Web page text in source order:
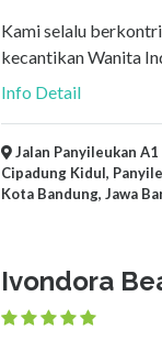
Kami selalu
kecantikan Wanita
Info Detail
Jalan Panyileukan
Cipadung Kidul,
Kota Bandung, Jawa
Ivondora